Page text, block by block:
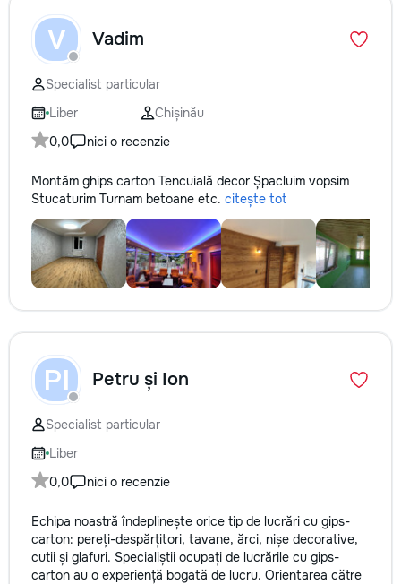
V Vadim
Specialist particular
Liber
Chișinău
0,0
nici o recenzie
Montăm ghips carton Tencuială decor Șpacluim vopsim
Stucaturim Turnam betoane etc. citește tot
PI Petru și Ion
Specialist particular
Liber
0,0
nici o recenzie
Echipa noastră îndeplinește orice tip de lucrări cu gips-
carton: pereți-despărțitori, tavane, ărci, nișe decorative,
cutii și glafuri. Specialiștii ocupați de lucrările cu gips-
carton au o experiență bogată de lucru. Orientarea către